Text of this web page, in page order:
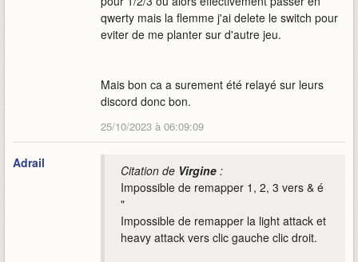
qwerty mais la flemme j'ai delete le switch pour
eviter de me planter sur d'autre jeu.
Mais bon ca a surement été relayé sur leurs
discord donc bon.
25/10/2023 à 06:09:09
Adrail Citation de Virgine :
Impossible de remapper 1, 2, 3 vers & é
"
Impossible de remapper la light attack et
heavy attack vers clic gauche clic droit.